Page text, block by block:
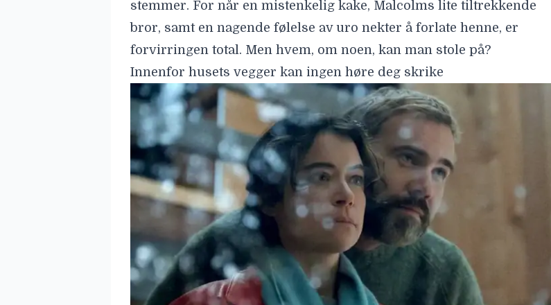
stemmer. For når en mistenkelig kake, Malcolms lite tiltrekkende
bror, samt en nagende følelse av uro nekter å forlate henne, er
forvirringen total. Men hvem, om noen, kan man stole på?
Innenfor husets vegger kan ingen høre deg skrike